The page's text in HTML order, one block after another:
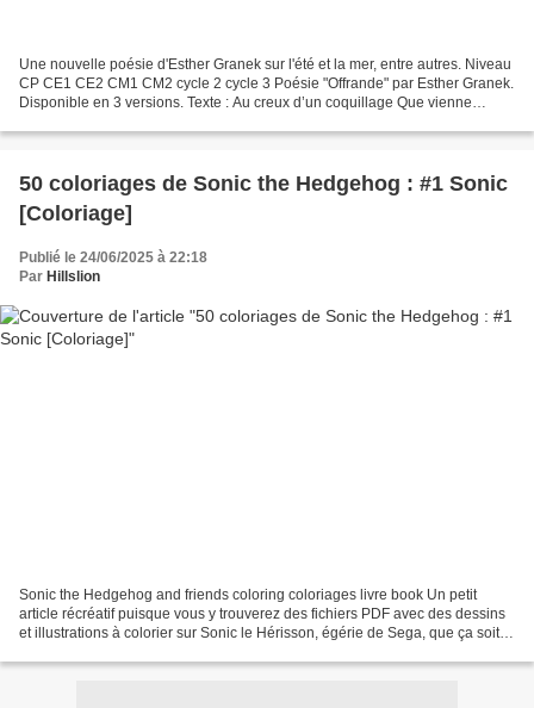
Une nouvelle poésie d'Esther Granek sur l'été et la mer, entre autres. Niveau
CP CE1 CE2 CM1 CM2 cycle 2 cycle 3 Poésie "Offrande" par Esther Granek.
Disponible en 3 versions. Texte : Au creux d’un coquillage Que vienne
50 coloriages de Sonic the Hedgehog : #1 Sonic
[Coloriage]
Publié le 24/06/2025 à 22:18
Par Hillslion
Sonic the Hedgehog and friends coloring coloriages livre book Un petit
article récréatif puisque vous y trouverez des fichiers PDF avec des dessins
et illustrations à colorier sur Sonic le Hérisson, égérie de Sega, que ça soit